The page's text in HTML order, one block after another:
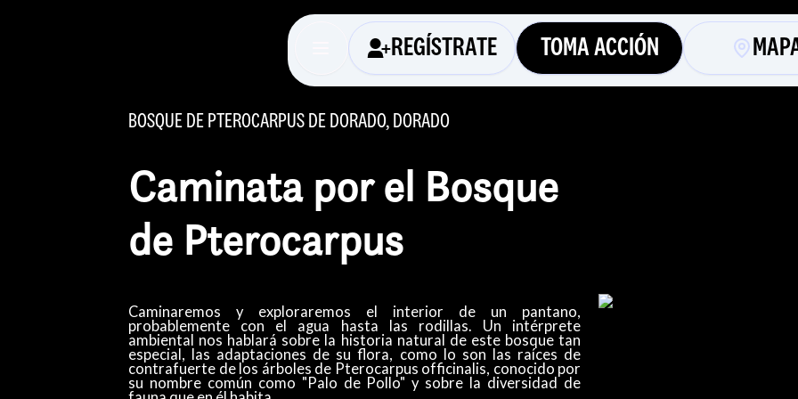
REGÍSTRATE TOMA ACCIÓN
BOSQUE DE PTEROCARPUS DE DORADO, DORADO
Caminata por el Bosque
de Pterocarpus
Caminaremos y exploraremos el interior de un pantano,
probablemente con el agua hasta las rodillas. Un intérprete
ambiental nos hablará sobre la historia natural de este bosque tan
especial, las adaptaciones de su flora, como lo son las raíces de
contrafuerte de los árboles de Pterocarpus officinalis, conocido por
su nombre común como "Palo de Pollo" y sobre la diversidad de